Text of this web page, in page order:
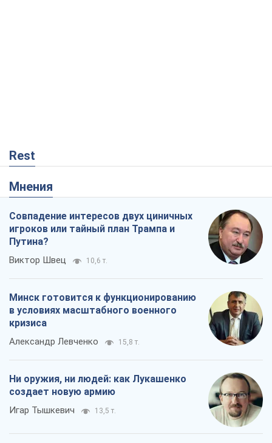
Rest
Мнения
Совпадение интересов двух циничных
игроков или тайный план Трампа и
Путина?
Виктор Швец 10,6 т.
Минск готовится к функционированию
в условиях масштабного военного
кризиса
Александр Левченко 15,8 т.
Ни оружия, ни людей: как Лукашенко
создает новую армию
Игар Тышкевич 13,5 т.